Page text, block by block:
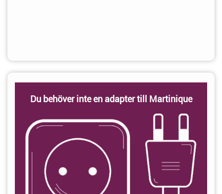
Du behöver inte en adapter till Martinique